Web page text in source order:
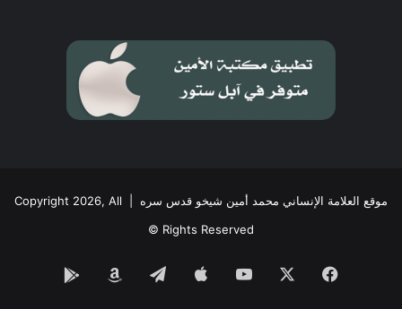
موقع العلامة الإنساني محمد أمين شيخو قدس سره
| Copyright 2026, All
Rights Reserved ©
فيسبوك ‫YouTube تيلقرام Amazon